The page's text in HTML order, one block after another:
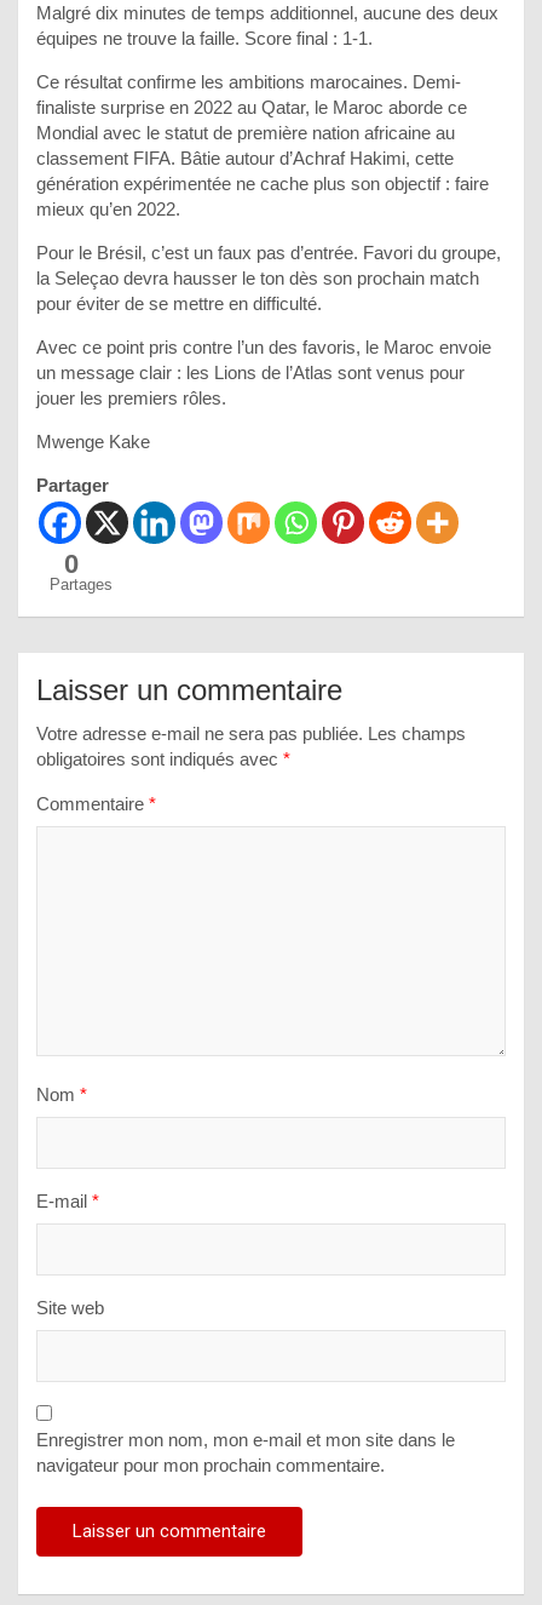
Malgré dix minutes de temps additionnel, aucune des deux
équipes ne trouve la faille. Score final : 1-1.
Ce résultat confirme les ambitions marocaines. Demi-
finaliste surprise en 2022 au Qatar, le Maroc aborde ce
Mondial avec le statut de première nation africaine au
classement FIFA. Bâtie autour d’Achraf Hakimi, cette
génération expérimentée ne cache plus son objectif : faire
mieux qu’en 2022.
Pour le Brésil, c’est un faux pas d’entrée. Favori du groupe,
la Seleçao devra hausser le ton dès son prochain match
pour éviter de se mettre en difficulté.
Avec ce point pris contre l’un des favoris, le Maroc envoie
un message clair : les Lions de l’Atlas sont venus pour
jouer les premiers rôles.
Mwenge Kake
Partager
0
Partages
Laisser un commentaire
Votre adresse e-mail ne sera pas publiée. Les champs
obligatoires sont indiqués avec *
Commentaire *
Nom *
E-mail *
Site web
Enregistrer mon nom, mon e-mail et mon site dans le
navigateur pour mon prochain commentaire.